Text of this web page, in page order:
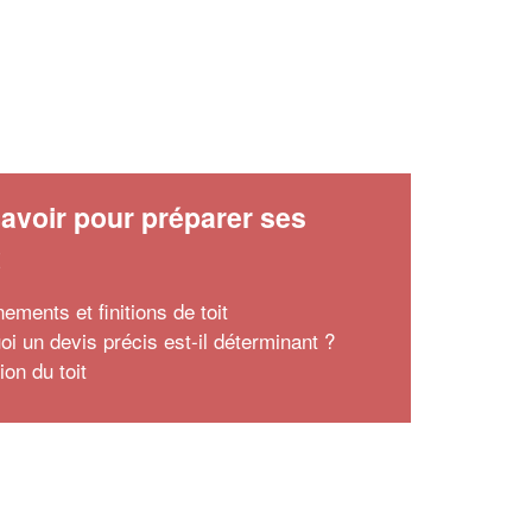
pour préparer ses
et finitions de toit
un devis précis est-il déterminant ?
du toit